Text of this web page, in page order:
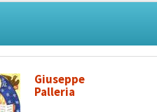
Giuseppe
Palleria